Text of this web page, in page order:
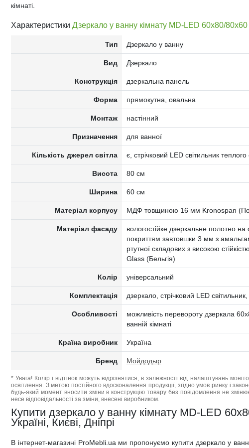
кімнаті.
Характеристики Дзеркало у ванну кімнату MD-LED 60x80/
Тип Дзеркало у ванну
Вид Дзеркало
Конструкція дзеркальна панель
Форма прямокутна, овальна
Монтаж настінний
Призначення для ванної
Кількість джерел світла є, стрічковий LED світильник
Висота 80 см
Ширина 60 см
Матеріал корпусу МДФ товщиною 16 мм Kronospan
Матеріал фасаду
вологостійке дзеркальне полотно на
покриттям завтовшки 3 мм з
ртутної складових з високою
Glass (Бельгія)
Колір універсальний
Комплектація дзеркало, стрічковий LED
Особливості
можливість перевороту дзеркала
ванній кімнаті
Країна виробник Україна
Бренд Мойдодыр
* Увага! Колір і відтінок можуть відрізнятися, в залежності від налаштувань
освітлення. З метою постійного вдосконалення продукції, згідно умов ринку і
будь-який момент вносити зміни в конструкцію товару без повідомлення не
несе відповідальності за зміни, внесені виробником.
Купити дзеркало у ванну кімнату MD-LED
Україні, Києві, Дніпрі
В інтернет-магазині ProMebli.ua ми пропонуємо купити дзеркало у